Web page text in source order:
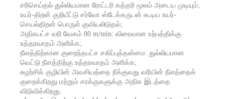
சரிசெய்தல் துல்லியமான ரோட்டரி கத்தரி மூலம் அடைய முடியும்;
உயர்-திறன் குறியீட்டு சர்வோ ஸ்டேக்கருடன் கூடிய உயர்-
செயல்திறன் பொருள் குவியலிடுதல்;
அதிகபட்ச வரி வேகம் 80 m/min: விரைவான உற்பத்திக்கு
உத்தரவாதம் அளிக்க;
நீளத்திற்கான குறைந்தபட்ச சகிப்புத்தன்மை: துல்லியமான
வெட்டு நீளத்திற்கு உத்தரவாதம் அளிக்க;
சுழற்சிக் குழியின் அவசியத்தை நீக்குவது வரியின் நீளத்தைக்
குறைக்கிறது மற்றும் சரக்குகளுக்கு அதிக இடத்தை
விடுவிக்கிறது.